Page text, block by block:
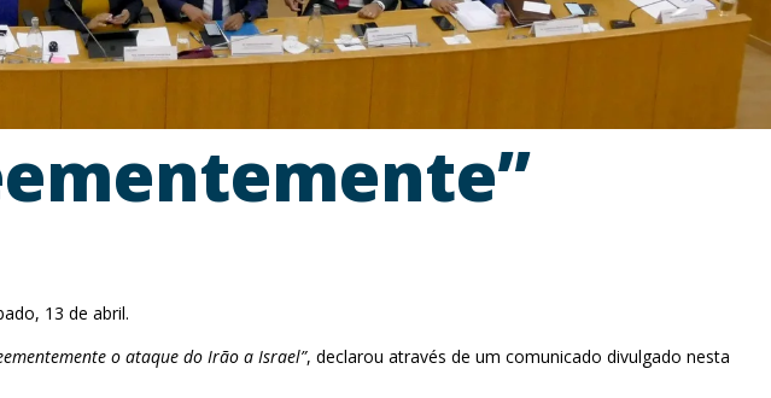
13 de abril.
o ataque do Irão a Israel”, declarou através de um comunicado divulgado nesta